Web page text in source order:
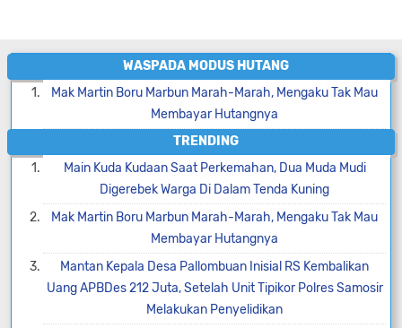
WASPADA MODUS HUTANG
Mak Martin Boru Marbun Marah-Marah, Mengaku Tak Mau
Membayar Hutangnya
TRENDING
Main Kuda Kudaan Saat Perkemahan, Dua Muda Mudi
Digerebek Warga Di Dalam Tenda Kuning
Mak Martin Boru Marbun Marah-Marah, Mengaku Tak Mau
Membayar Hutangnya
Mantan Kepala Desa Pallombuan Inisial RS Kembalikan
Uang APBDes 212 Juta, Setelah Unit Tipikor Polres Samosir
Melakukan Penyelidikan